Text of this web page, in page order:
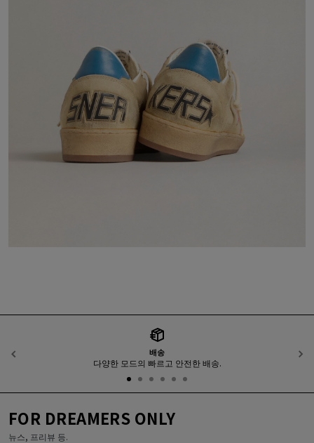
배송
다양한 모드의 빠르고 안전한 배송.
이전
FOR DREAMERS ONLY
뉴스, 프리뷰 등.